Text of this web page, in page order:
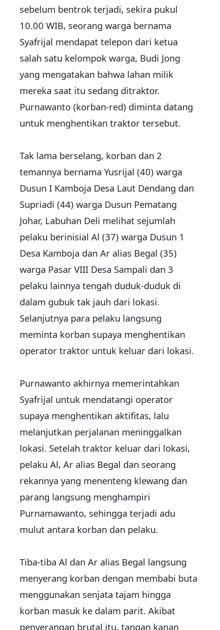
sebelum bentrok terjadi, sekira pukul
10.00 WIB, seorang warga bernama
Syafrijal mendapat telepon dari ketua
salah satu kelompok warga, Budi Jong
yang mengatakan bahwa lahan milik
mereka saat itu sedang ditraktor.
Purnawanto (korban-red) diminta datang
untuk menghentikan traktor tersebut.
Tak lama berselang, korban dan 2
temannya bernama Yusrijal (40) warga
Dusun I Kamboja Desa Laut Dendang dan
Supriadi (44) warga Dusun Pematang
Johar, Labuhan Deli melihat sejumlah
pelaku berinisial Al (37) warga Dusun 1
Desa Kamboja dan Ar alias Begal (35)
warga Pasar VIII Desa Sampali dan 3
pelaku lainnya tengah duduk-duduk di
dalam gubuk tak jauh dari lokasi.
Selanjutnya para pelaku langsung
meminta korban supaya menghentikan
operator traktor untuk keluar dari lokasi.
Purnawanto akhirnya memerintahkan
Syafrijal untuk mendatangi operator
supaya menghentikan aktifitas, lalu
melanjutkan perjalanan meninggalkan
lokasi. Setelah traktor keluar dari lokasi,
pelaku Al, Ar alias Begal dan seorang
rekannya yang menenteng klewang dan
parang langsung menghampiri
Purnamawanto, sehingga terjadi adu
mulut antara korban dan pelaku.
Tiba-tiba Al dan Ar alias Begal langsung
menyerang korban dengan membabi buta
menggunakan senjata tajam hingga
korban masuk ke dalam parit. Akibat
penyerangan brutal itu, tangan kanan